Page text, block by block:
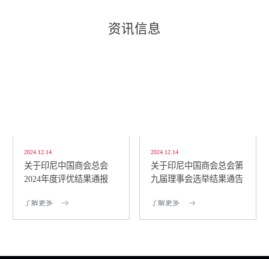
资讯信息
2024.12.14
关于印尼中国商会总会
2024年度评优结果通报
了解更多
2024.12.14
关于印尼中国商会总会第
九届理事会选举结果通告
了解更多